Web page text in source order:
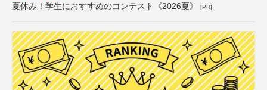
夏休み！学生におすすめのコンテスト《2026夏》 [PR]